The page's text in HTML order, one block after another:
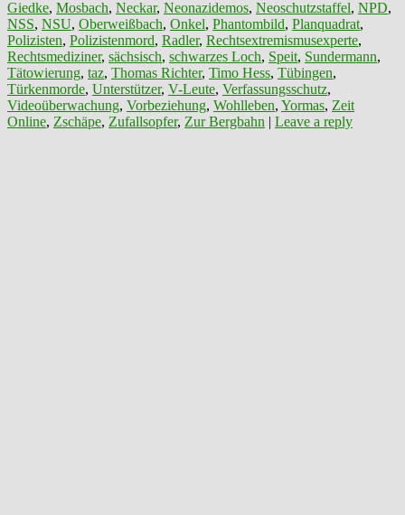
Giedke, Mosbach, Neckar, Neonazidemos, Neoschutzstaffel, NPD,
NSS, NSU, Oberweißbach, Onkel, Phantombild, Planquadrat,
Polizisten, Polizistenmord, Radler, Rechtsextremismusexperte,
Rechtsmediziner, sächsisch, schwarzes Loch, Speit, Sundermann,
Tätowierung, taz, Thomas Richter, Timo Hess, Tübingen,
Türkenmorde, Unterstützer, V-Leute, Verfassungsschutz,
Videoüberwachung, Vorbeziehung, Wohlleben, Yormas, Zeit
Online, Zschäpe, Zufallsopfer, Zur Bergbahn | Leave a reply